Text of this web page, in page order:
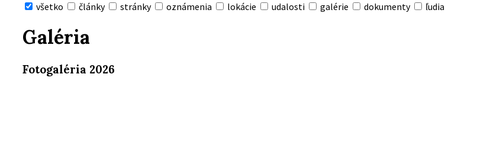
všetko
články stránky oznámenia lokácie udalosti galérie dokumenty ľudia
vyhľadávanie
Galéria
Fotogaléria 2026